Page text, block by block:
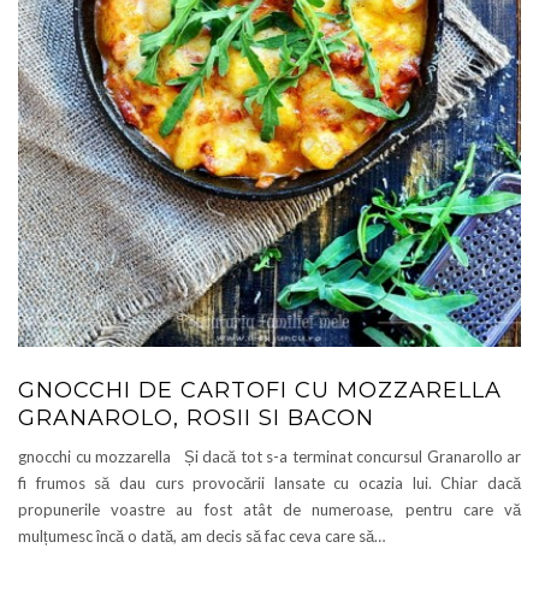
GNOCCHI DE CARTOFI CU MOZZARELLA
GRANAROLO, ROSII SI BACON
gnocchi cu mozzarella Și dacă tot s-a terminat concursul Granarollo ar
fi frumos să dau curs provocării lansate cu ocazia lui. Chiar dacă
propunerile voastre au fost atât de numeroase, pentru care vă
mulțumesc încă o dată, am decis să fac ceva care să…